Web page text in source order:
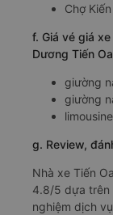
Chợ
f. Giá vé giá
Dương Tiến
giường
giường
g. Review,
Nhà xe Tiến
4.8/5 dựa trên
nghiệm dịch